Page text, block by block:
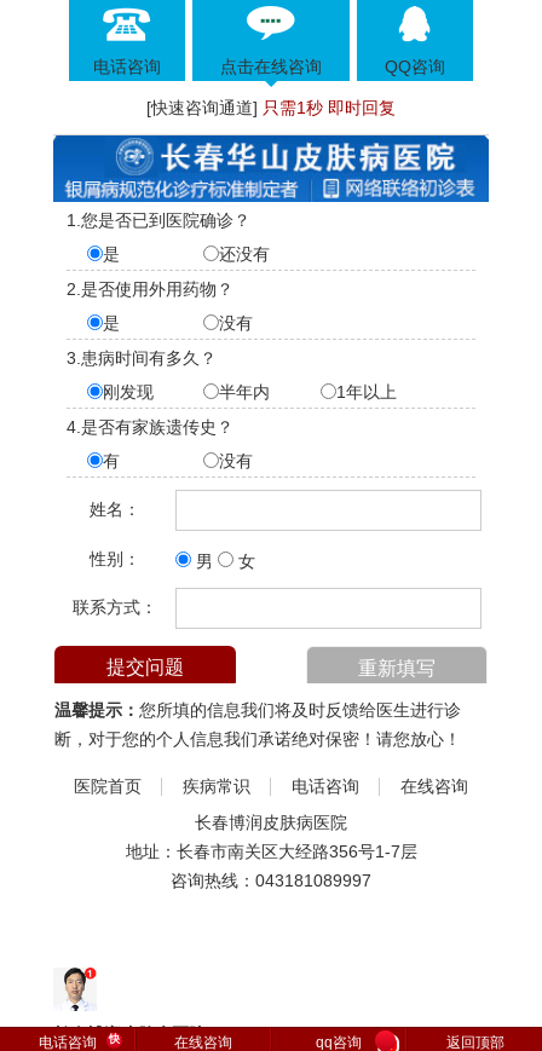
电话咨询 点击在线咨询 QQ咨询
[快速咨询通道] 只需1秒 即时回复
1.您是否已到医院确诊？
是
还没有
2.是否使用外用药物？
是
没有
3.患病时间有多久？
刚发现
半年内
1年以上
4.是否有家族遗传史？
有
没有
姓名：
性别： 男 女
联系方式：
温馨提示： 您所填的信息我们将及时反馈给医生进行诊
断，对于您的个人信息我们承诺绝对保密！请您放心！
医院首页 疾病常识 电话咨询
在线咨询
长春博润皮肤病医院
地址：长春市南关区大经路356号1-7层
咨询热线： 043181089997
电话咨询 快 在线咨询 qq咨询 1 返回顶部
长春博润皮肤病医院